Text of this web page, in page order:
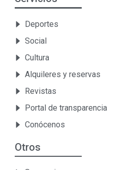
Deportes
Social
Cultura
Alquileres y reservas
Revistas
Portal de transparencia
Conócenos
Otros